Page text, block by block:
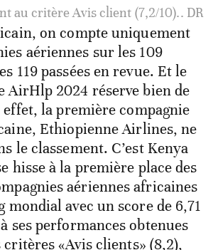
au critère Avis client (7,2/10).. DR
on compte uniquement
aériennes sur les 109
119 passées en revue. Et le
AirHlp 2024 réserve bien de
la première compagnie
Ethiopienne Airlines, ne
le classement. C’est Kenya
hisse à la première place des
aériennes africaines
mondial avec un score de 6,71
ses performances obtenues
critères «Avis clients» (8,2),